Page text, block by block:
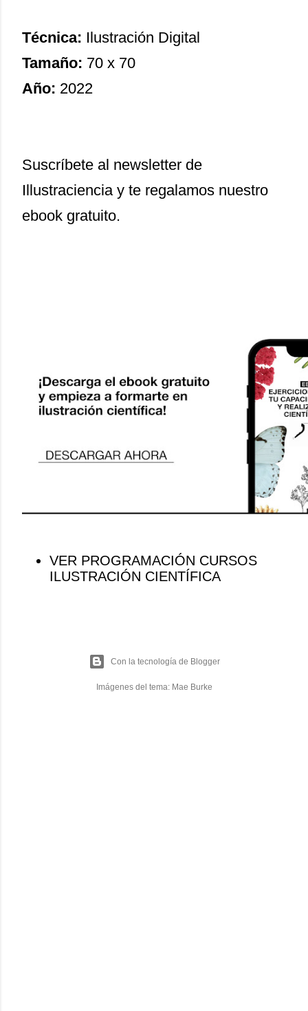
Técnica: Ilustración Digital
Tamaño: 70 x 70
Año: 2022
Suscríbete al newsletter de
Illustraciencia y te regalamos nuestro
ebook gratuito.
VER PROGRAMACIÓN CURSOS
ILUSTRACIÓN CIENTÍFICA
Con la tecnología de Blogger
Imágenes del tema: Mae Burke